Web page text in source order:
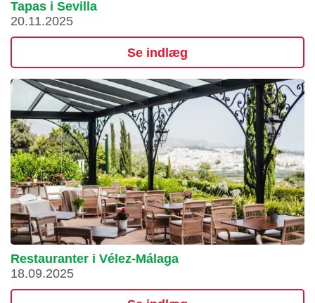
Tapas i Sevilla
20.11.2025
Se indlæg
Restauranter i Vélez-Málaga
18.09.2025